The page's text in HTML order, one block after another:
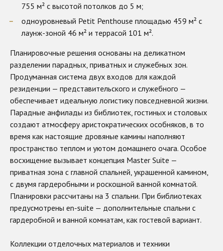
755 м² с высотой потолков до 5 м;
одноуровневый Petit Penthouse площадью 459 м² с
лаунж-зоной 46 м² и террасой 101 м².
Планировочные решения основаны на деликатном
разделении парадных, приватных и служебных зон.
Продуманная система двух входов для каждой
резиденции — представительского и служебного —
обеспечивает идеальную логистику повседневной жизни.
Парадные анфилады из библиотек, гостиных и столовых
создают атмосферу аристократических особняков, в то
время как настоящие дровяные камины наполняют
пространство теплом и уютом домашнего очага. Особое
восхищение вызывает концепция Master Suite —
приватная зона с главной спальней, украшенной камином,
с двумя гардеробными и роскошной ванной комнатой.
Планировки рассчитаны на 3 спальни. При библиотеках
предусмотрены en-suite — дополнительные спальни с
гардеробной и ванной комнатам, как гостевой вариант.
Коллекции отделочных материалов и техники